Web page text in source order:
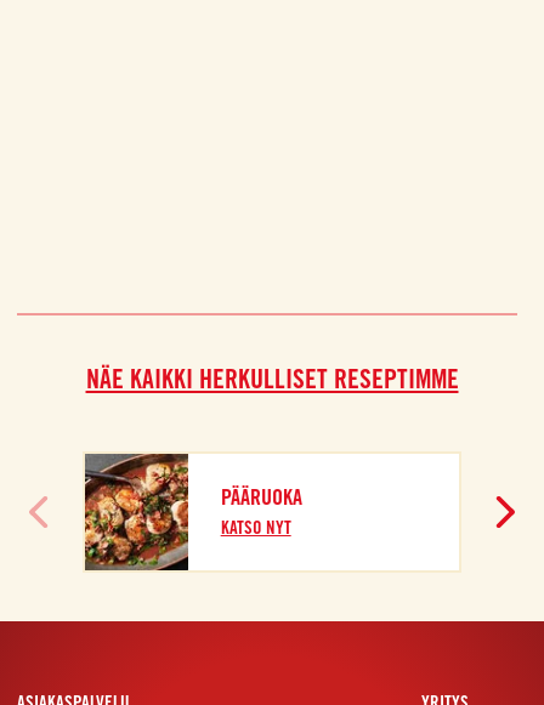
NÄE KAIKKI HERKULLISET RESEPTIMME
PÄÄRUOKA
KATSO NYT